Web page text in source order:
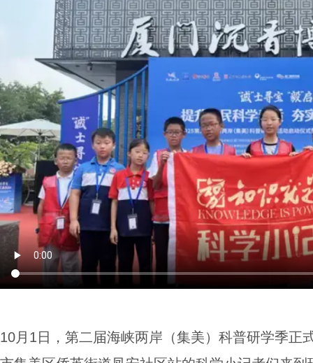
10月1日，第二届海峡两岸（集美）科普研学季正